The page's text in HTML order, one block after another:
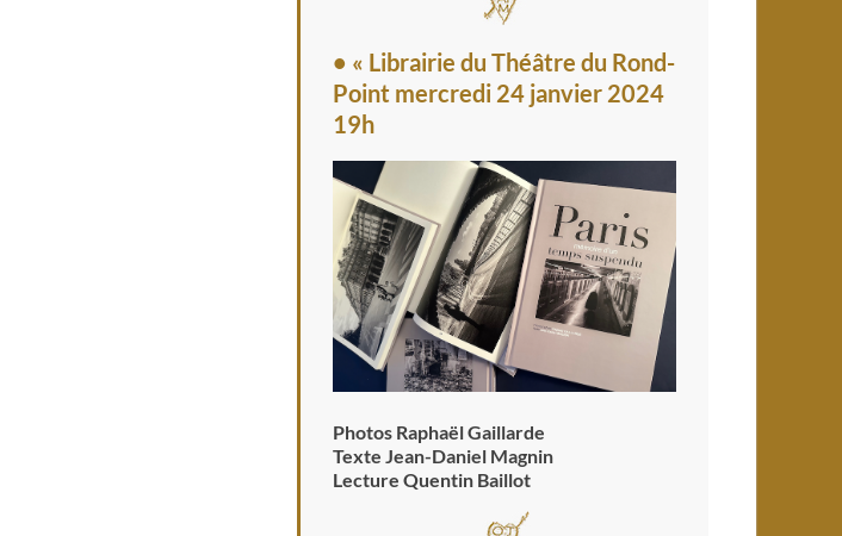
• « Librairie du Théâtre du Rond-
Point mercredi 24 janvier 2024
19h
Photos Raphaël Gaillarde
Texte Jean-Daniel Magnin
Lecture Quentin Baillot